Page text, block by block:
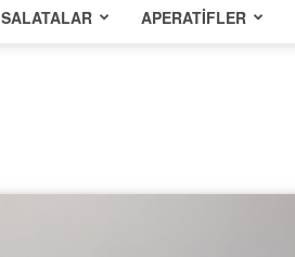
SALATALAR APERATIFLER